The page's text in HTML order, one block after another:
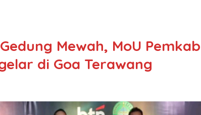
Mewah, MoU
di Goa Terawang